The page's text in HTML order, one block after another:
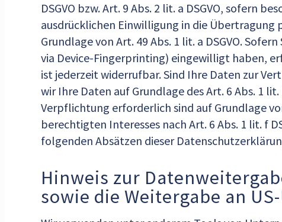
DSGVO bzw. Art. 9 Abs. 2 lit. a DSGVO, sofern
ausdrücklichen Einwilligung in die
Grundlage von Art. 49 Abs. 1 lit. a DSGVO.
via Device-Fingerprinting) eingewilligt haben,
ist jederzeit widerrufbar. Sind Ihre Daten zur
wir Ihre Daten auf Grundlage des Art. 6 Abs. 1
Verpflichtung erforderlich sind auf Grundlage
berechtigten Interesses nach Art. 6 Abs. 1 lit. f
folgenden Absätzen dieser
Hinweis zur
sowie die Weitergabe an